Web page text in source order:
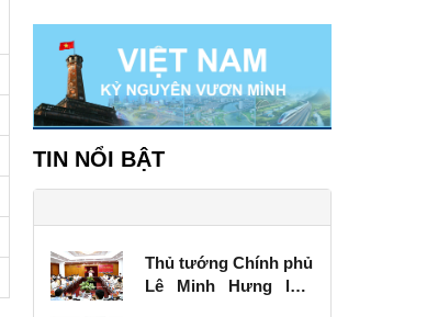
TIN NỔI BẬT
Thủ tướng Chính phủ
Lê Minh Hưng làm